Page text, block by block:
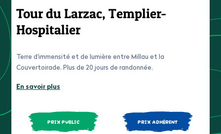
Tour du Larzac, Templier-
Hospitalier
Terre d'immensité et de lumière entre Millau et la
Couvertoirade. Plus de 20 jours de randonnée.
En savoir plus
PRIX PUBLIC PRIX ADHÉRENT